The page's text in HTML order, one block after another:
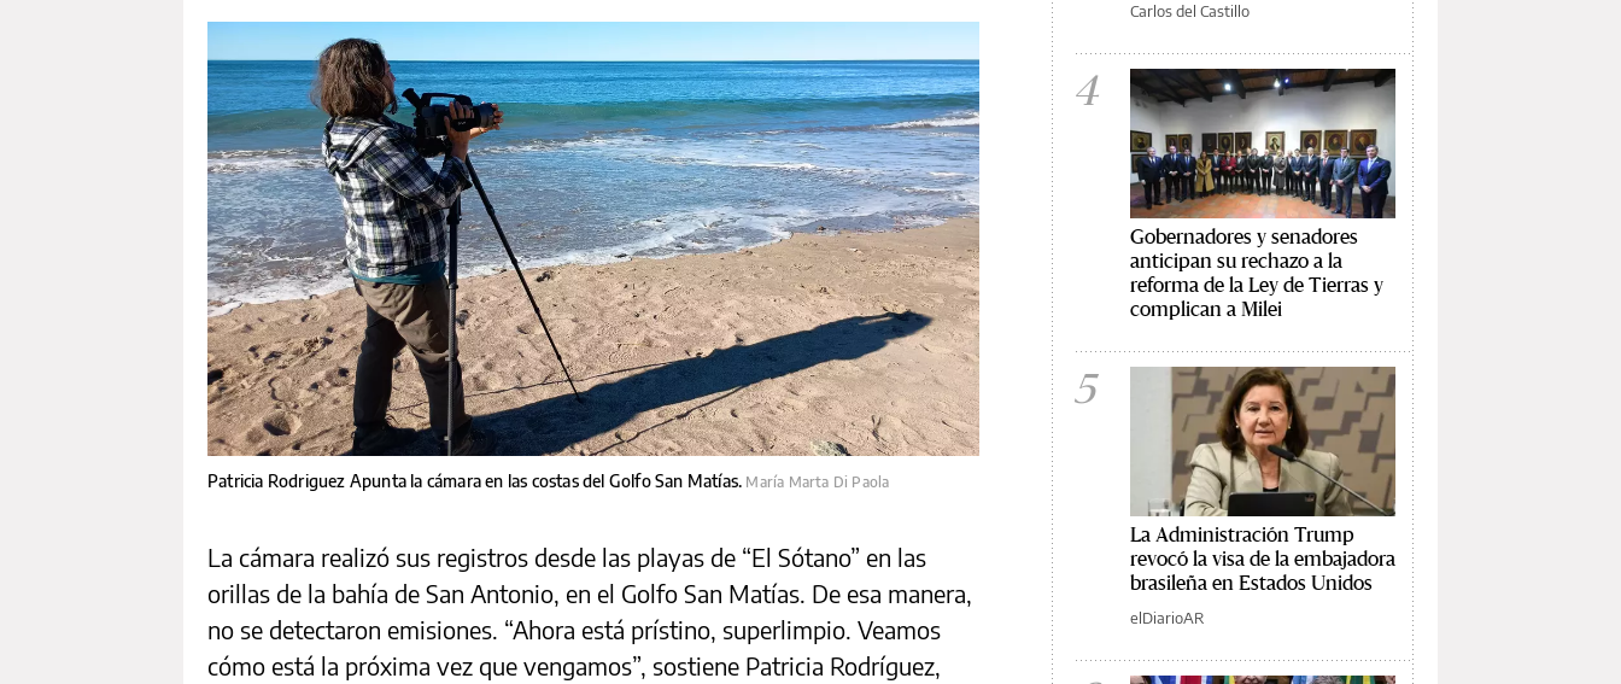
Patricia Rodriguez Apunta la cámara en las costas del Golfo San Matías. María Marta Di Paola
La cámara realizó sus registros desde las playas de “El Sótano” en las
orillas de la bahía de San Antonio, en el Golfo San Matías. De esa manera,
no se detectaron emisiones. “Ahora está prístino, superlimpio. Veamos
cómo está la próxima vez que vengamos”, sostiene Patricia Rodríguez,
Carlos del Castillo
4
Gobernadores y senadores
anticipan su rechazo a la
reforma de la Ley de Tierras y
complican a Milei
5
La Administración Trump
revocó la visa de la embajadora
brasileña en Estados Unidos
elDiarioAR